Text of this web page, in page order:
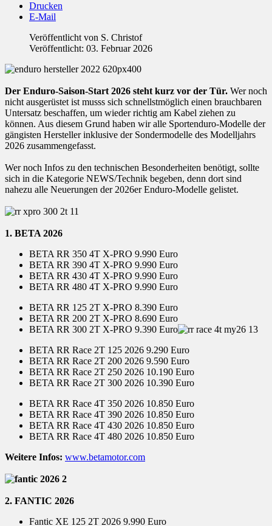
Drucken
E-Mail
Veröffentlicht von S. Christof
Veröffentlicht: 03. Februar 2026
Der Enduro-Saison-Start 2026 steht kurz vor der Tür. Wer noch
nicht ausgerüstet ist musss sich schnellstmöglich einen brauchbaren
Untersatz beschaffen, um wieder richtig am Kabel ziehen zu
können. Aus diesem Grund haben wir alle Sportenduro-Modelle der
gängisten Hersteller inklusive der Sondermodelle des Modelljahrs
2026 zusammengefasst.
Wer noch Infos zu den technischen Besonderheiten benötigt, sollte
sich in die Kategorie NEWS/Technik begeben, denn dort sind
nahezu alle Neuerungen der 2026er Enduro-Modelle gelistet.
1. BETA 2026
BETA RR 350 4T X-PRO 9.990 Euro
BETA RR 390 4T X-PRO 9.990 Euro
BETA RR 430 4T X-PRO 9.990 Euro
BETA RR 480 4T X-PRO 9.990 Euro
BETA RR 125 2T X-PRO 8.390 Euro
BETA RR 200 2T X-PRO 8.690 Euro
BETA RR 300 2T X-PRO 9.390 Euro
BETA RR Race 2T 125 2026 9.290 Euro
BETA RR Race 2T 200 2026 9.590 Euro
BETA RR Race 2T 250 2026 10.190 Euro
BETA RR Race 2T 300 2026 10.390 Euro
BETA RR Race 4T 350 2026 10.850 Euro
BETA RR Race 4T 390 2026 10.850 Euro
BETA RR Race 4T 430 2026 10.850 Euro
BETA RR Race 4T 480 2026 10.850 Euro
Weitere Infos: www.betamotor.com
2. FANTIC 2026
Fantic XE 125 2T 2026 9.990 Euro